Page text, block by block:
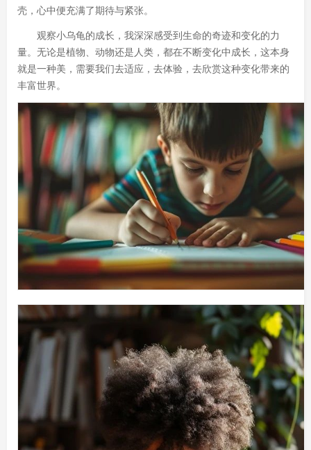
壳，心中便充满了期待与紧张。
观察小乌龟的成长，我深深感受到生命的奇迹和变化的力
量。无论是植物、动物还是人类，都在不断变化中成长，这本身
就是一种美，需要我们去适应，去体验，去欣赏这种变化带来的
丰富世界。